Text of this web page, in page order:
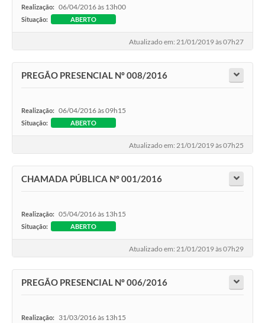
Realização: 06/04/2016 às 13h00
Situação: ABERTO
Atualizado em: 21/01/2019 às 07h27
PREGÃO PRESENCIAL Nº 008/2016
Realização: 06/04/2016 às 09h15
Situação: ABERTO
Atualizado em: 21/01/2019 às 07h25
CHAMADA PÚBLICA Nº 001/2016
Realização: 05/04/2016 às 13h15
Situação: ABERTO
Atualizado em: 21/01/2019 às 07h29
PREGÃO PRESENCIAL Nº 006/2016
Realização: 31/03/2016 às 13h15